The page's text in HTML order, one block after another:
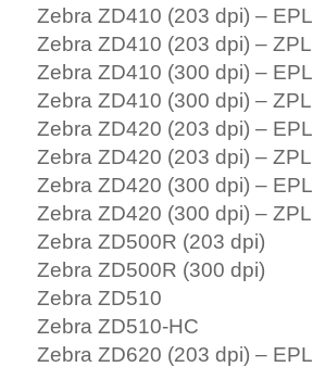
Zebra ZD410 (203 dpi) – EPL
Zebra ZD410 (203 dpi) – ZPL
Zebra ZD410 (300 dpi) – EPL
Zebra ZD410 (300 dpi) – ZPL
Zebra ZD420 (203 dpi) – EPL
Zebra ZD420 (203 dpi) – ZPL
Zebra ZD420 (300 dpi) – EPL
Zebra ZD420 (300 dpi) – ZPL
Zebra ZD500R (203 dpi)
Zebra ZD500R (300 dpi)
Zebra ZD510
Zebra ZD510-HC
Zebra ZD620 (203 dpi) – EPL